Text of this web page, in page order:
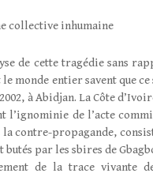
collective inhumaine
de cette tragédie sans
monde entier savent que
à Abidjan. La Côte
l’ignominie de l’acte
contre-propagande,
par les sbires de
de la trace vivante